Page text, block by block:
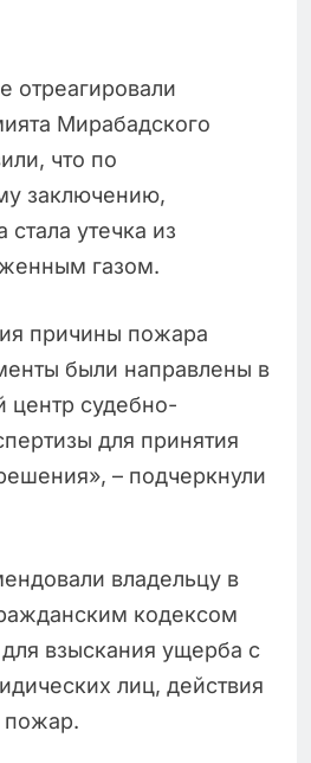
отреагировали
Мирабадского
что по
заключению,
утечка из
газом.
причины пожара
были направлены в
центр судебно-
для принятия
– подчеркнули
владельцу в
кодексом
для взыскания ущерба с
лиц, действия
пожар.